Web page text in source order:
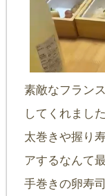
素敵なフラン
してくれました
太巻きや握り
アするなんて
手巻きの卵寿